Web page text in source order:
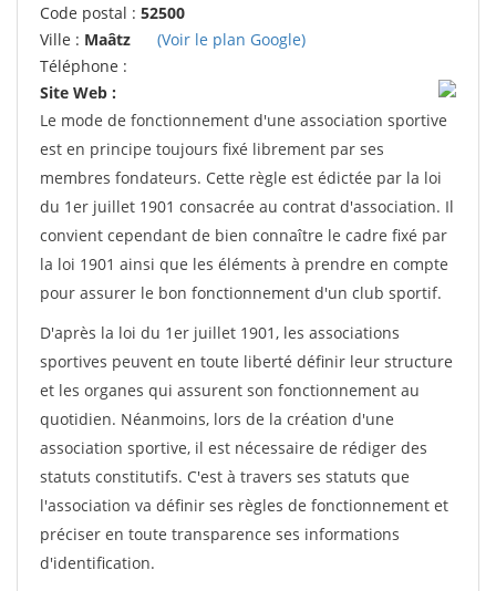
Code postal : 52500
Ville : Maâtz
(Voir le plan Google)
Téléphone :
Site Web :
Le mode de fonctionnement d'une association sportive
est en principe toujours fixé librement par ses
membres fondateurs. Cette règle est édictée par la loi
du 1er juillet 1901 consacrée au contrat d'association. Il
convient cependant de bien connaître le cadre fixé par
la loi 1901 ainsi que les éléments à prendre en compte
pour assurer le bon fonctionnement d'un club sportif.
D'après la loi du 1er juillet 1901, les associations
sportives peuvent en toute liberté définir leur structure
et les organes qui assurent son fonctionnement au
quotidien. Néanmoins, lors de la création d'une
association sportive, il est nécessaire de rédiger des
statuts constitutifs. C'est à travers ses statuts que
l'association va définir ses règles de fonctionnement et
préciser en toute transparence ses informations
d'identification.